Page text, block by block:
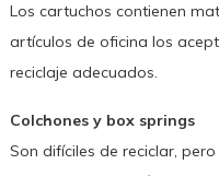
Los cartuchos contienen
artículos de oficina los
reciclaje adecuados.
Colchones y box springs
Son difíciles de reciclar,